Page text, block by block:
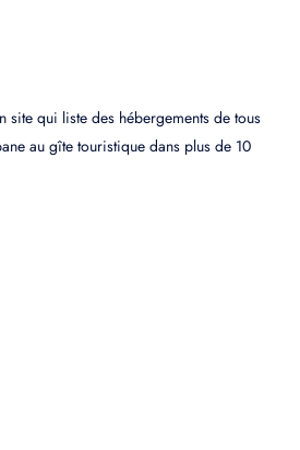
site qui liste des hébergements de tous
au gîte touristique dans plus de 10